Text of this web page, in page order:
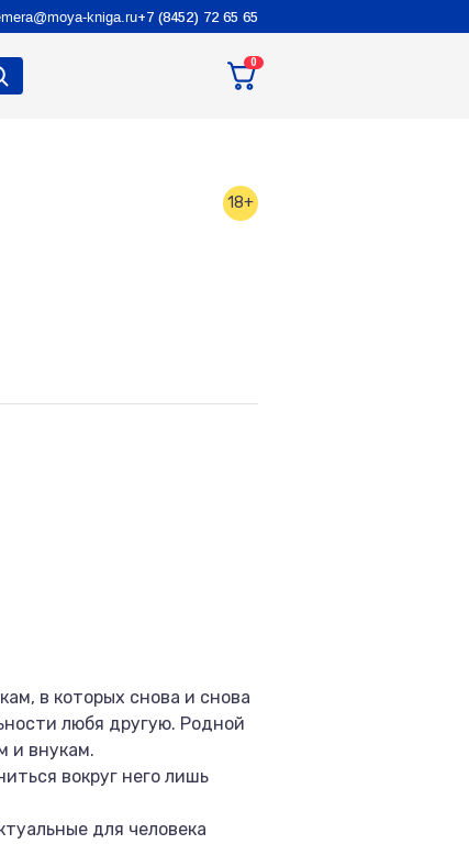
kniga.ru+7 (8452) 72 65 65
0
18+
в которых снова и снова
любя другую. Родной
и внукам.
вокруг него лишь
для человека